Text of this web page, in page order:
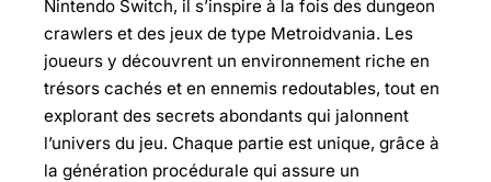
Nintendo Switch, il s’inspire à la fois des dungeon
crawlers et des jeux de type Metroidvania. Les
joueurs y découvrent un environnement riche en
trésors cachés et en ennemis redoutables, tout en
explorant des secrets abondants qui jalonnent
l’univers du jeu. Chaque partie est unique, grâce à
la génération procédurale qui assure un